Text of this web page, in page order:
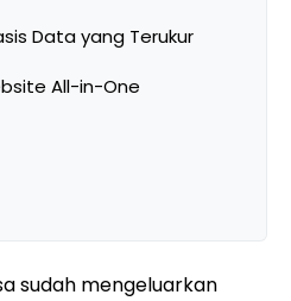
Data yang Terukur
All-in-One
sudah mengeluarkan